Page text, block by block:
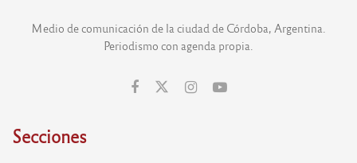
Medio de comunicación de la ciudad de Córdoba, Argentina.
Periodismo con agenda propia.
Secciones